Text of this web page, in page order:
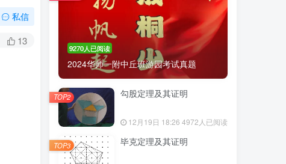
私信
13
9270人已阅读
2024华师一附中丘班游园考试真题
勾股定理及其证明
12月19日 18:26 4972人已阅读
TOP2
毕克定理及其证明
TOP3